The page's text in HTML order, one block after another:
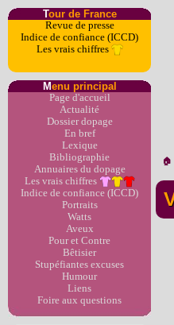
Tour de France
Revue de presse
Indice de confiance (ICCD)
Les vrais chiffres
Menu principal
Page d'accueil
Actualité
Dossier dopage
En bref
Lexique
Bibliographie
Annuaires du dopage
Les vrais chiffres
Indice de confiance (ICCD)
Portraits
Watts
Aveux
Pour et Contre
Bêtisier
Stupéfiantes excuses
Humour
Liens
Foire aux questions
🏠︎